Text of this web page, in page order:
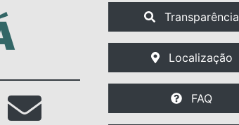
Transparência
Localização
FAQ